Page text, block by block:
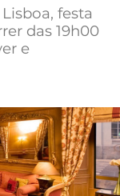
festa
das 19h00
e